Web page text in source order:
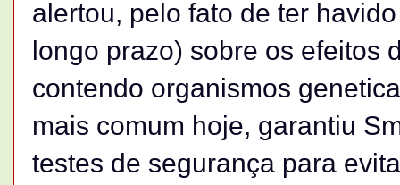
alertou, pelo fato de ter
longo prazo) sobre os efeitos
contendo organismos
mais comum hoje, garantiu
testes de segurança para